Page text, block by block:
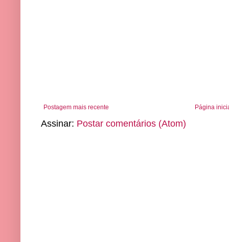
Postagem mais recente Página
Assinar: Postar comentários (Atom)